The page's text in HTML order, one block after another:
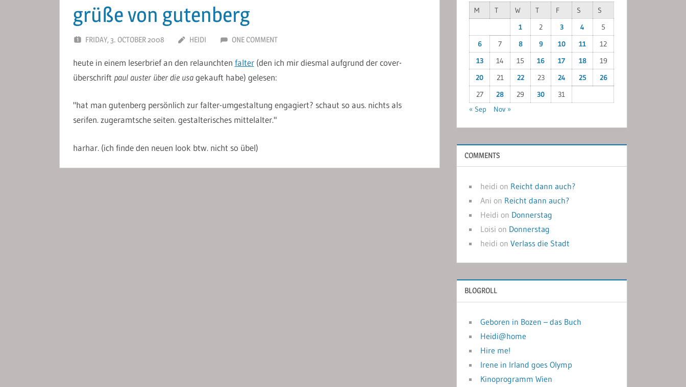
grüße von gutenberg
FRIDAY, 3. OCTOBER 2008 HEIDI ONE COMMENT
heute in einem leserbrief an den relaunchten falter(den ich mir diesmal aufgrund der cover-
überschrift paul auster über die usagekauft habe) gelesen:
"hat man gutenberg persönlich zur falter-umgestaltung engagiert? schaut so aus. nichts als
serifen. zugeramtsche seiten. gestalterisches mittelalter."
harhar. (ich finde den neuen look btw. nicht so übel)
M T W T F S
S
1
2 3 4
5
6
7 8 9 10 11
12
13
14 15 16 17 18
19
20
21 22 23 24 25
26
27
28 29 30
31
« Sep
Nov »
COMMENTS
heidi on Reicht dann auch?
Ani on Reicht dann auch?
Heidi on Donnerstag
Loisi on Donnerstag
heidi onVerlass die Stadt
BLOGROLL
Geboren in Bozen – das Buch
Heidi@home
Hire me!
Irene in Irland goes Olymp
Kinoprogramm Wien